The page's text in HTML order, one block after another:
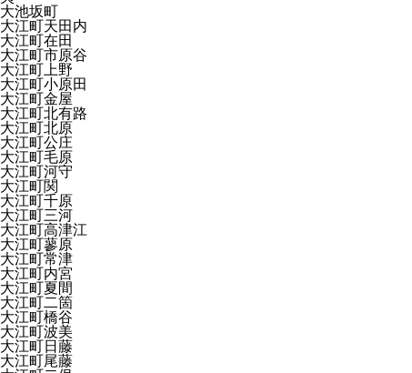
大池坂町
大江町天田内
大江町在田
大江町市原谷
大江町上野
大江町小原田
大江町金屋
大江町北有路
大江町北原
大江町公庄
大江町毛原
大江町河守
大江町関
大江町千原
大江町三河
大江町高津江
大江町蓼原
大江町常津
大江町内宮
大江町夏間
大江町二箇
大江町橋谷
大江町波美
大江町日藤
大江町尾藤